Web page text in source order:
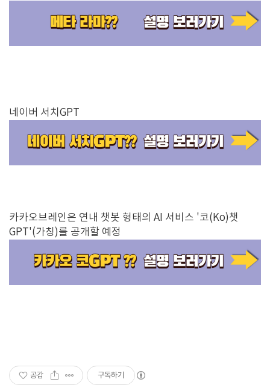
네이버 서치GPT
카카오브레인은 연내 챗봇 형태의 AI 서비스 '코(Ko)챗
GPT'(가칭)를 공개할 예정
공감 구독하기